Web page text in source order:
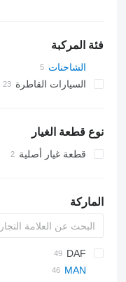
فئة المركبة
الشاحنات
السيارات القاطرة
نوع قطعة الغيار
قطعة غيار أصلية
الماركة
BM
D series
GP
DAF
CF
F-MAX
M series
GMK
EuroCargo
S-series
LTMMAN